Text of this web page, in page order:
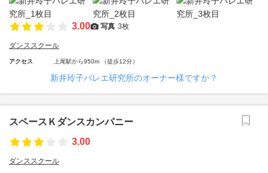
3.00 写真 3枚
ダンススクール
アクセス 上尾駅から950m （徒歩12分）
新井玲子バレエ研究所のオーナー様ですか？
スペースＫダンスカンパニー
3.00
ダンススクール